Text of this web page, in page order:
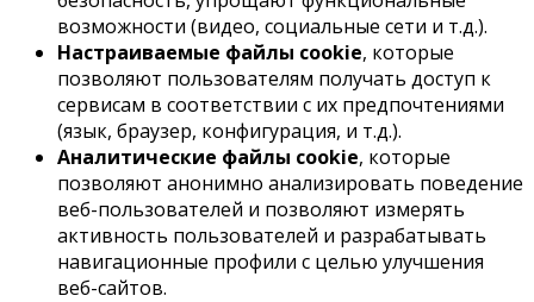
возможности (видео, социальные сети и т.д.).
Настраиваемые файлы cookie, которые
позволяют пользователям получать доступ к
сервисам в соответствии с их предпочтениями
(язык, браузер, конфигурация, и т.д.).
Аналитические файлы cookie, которые
позволяют анонимно анализировать поведение
веб-пользователей и позволяют измерять
активность пользователей и разрабатывать
навигационные профили с целью улучшения
веб-сайтов.